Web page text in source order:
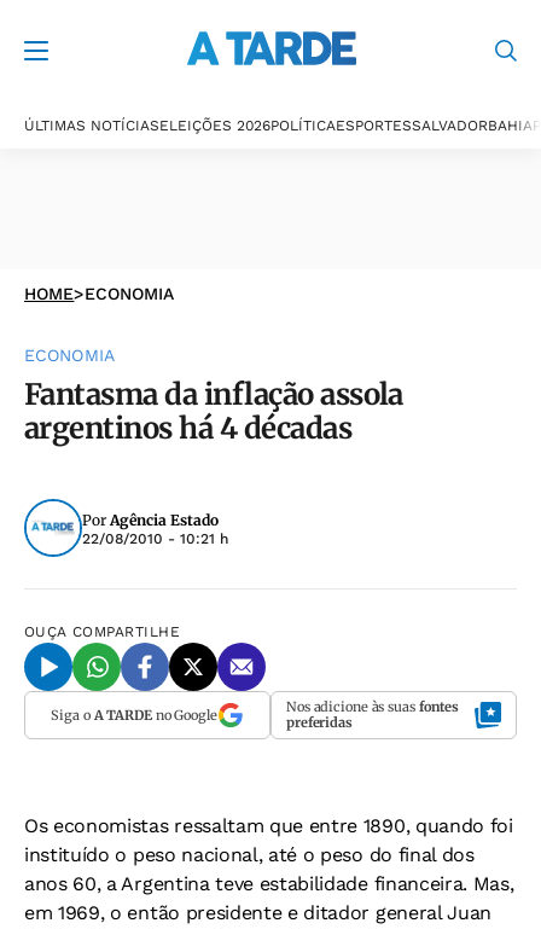
ÚLTIMAS NOTÍCIASELEIÇÕES 2026POLÍTICAESPORTESSALVADORBAHIA
HOME>ECONOMIA
ECONOMIA
Fantasma da inflação assola
argentinos há 4 décadas
PorAgência Estado
22/08/2010 - 10:21 h
OUÇA COMPARTILHE
Siga o A TARDEno Google Nos adicione às suas fontes
preferidas
Os economistas ressaltam que entre 1890, quando foi
instituído o peso nacional, até o peso do final dos
anos 60, a Argentina teve estabilidade financeira. Mas,
em 1969, o então presidente e ditador general Juan